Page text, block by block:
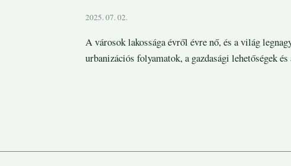
2025. 07. 02.
A városok lakossága évről évre nő, és a világ
urbanizációs folyamatok, a gazdasági lehetőségek